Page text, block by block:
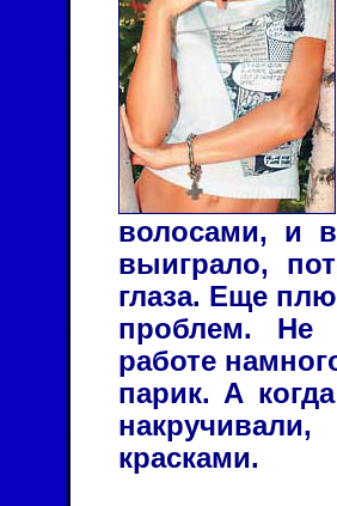
волосами, и
выиграло,
глаза. Еще
проблем.
работе
парик. А
красками.